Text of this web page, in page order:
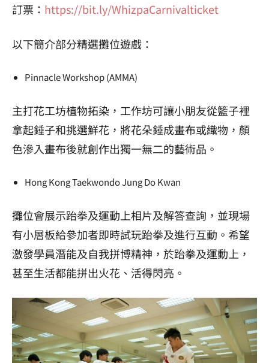
訂票： https://bit.ly/WhizpaCarnivalticket
以下簡介部分精選攤位遊戲：
Pinnacle Workshop (AMMA)
主打花工坊植物拓染，工作坊可讓小朋友從籃子裡
拿起錘子和挑選鮮花，將花朵錘成畫布或織物，顏
色滲入畫布後就創作出獨一無二的藝術品。
Hong Kong Taekwondo Jung Do Kwan
攤位會展示跆拳及運動上相片及解答查詢，並現場
有小層板給參加者即時試玩跆拳及進行互動。希望
激發學員潛能及自我拼博精神，於跆拳及運動上，
甚至生活都能拼出火花、活得閃亮。